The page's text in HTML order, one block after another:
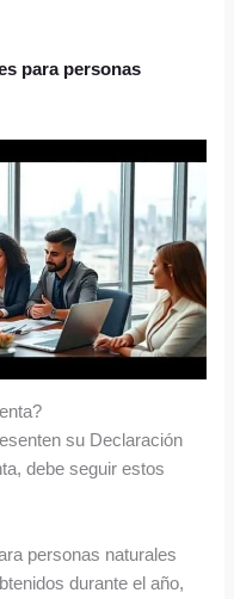
para personas
su Declaración
debe seguir estos
personas naturales
durante el año,